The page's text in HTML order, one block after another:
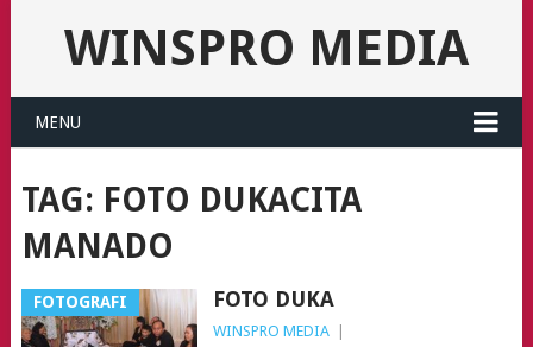
WINSPRO MEDIA
MENU
TAG: FOTO DUKACITA
MANADO
FOTOGRAFI FOTO DUKA
WINSPRO MEDIA